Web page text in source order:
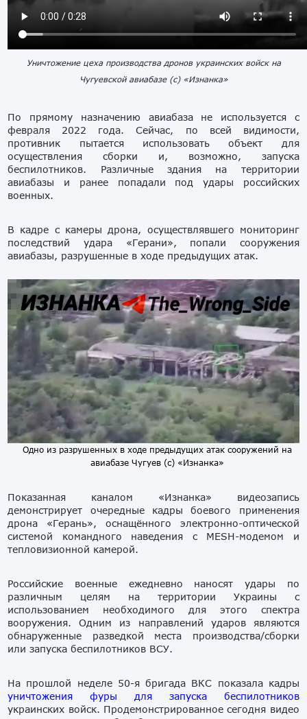
Уничтожение цеха производства дронов украинских войск на
Чугуевской авиабазе (с) «Изнанка»
По прямому назначению авиабаза не используется с
февраля 2022 года. Сейчас, по всей видимости,
противник пытается использовать объект для
осуществления сборки и, возможно, запуска
беспилотников. Различные здания на территории
авиабазы и ранее попадали под удары российских
военных.
В кадре с камеры дрона, осуществлявшего мониторинг
последствий удара «Герани», попали сооружения
авиабазы, разрушенные в ходе предыдущих атак.
Одно из разрушенных в ходе предыдущих атак сооружений на
авиабазе Чугуев (с) «Изнанка»
Показанная каналом «Изнанка» видеозапись
демонстрирует очередные кадры боевого применения
дрона «Герань», оснащённого электронно-оптической
системой командного наведения с MESH-модемом и
тепловизионной камерой.
Российские военные ежедневно наносят удары по
различным целям на территории Украины с
использованием необходимого для этого спектра
вооружения. Одним из направлений ударов являются
обнаруженные разведкой места производства/сборки
или запуска беспилотников ВСУ.
На прошлой неделе 50-я бригада ВКС показала кадры
уничтожения фуры для запуска беспилотников
украинских войск. Продемонстрированное сегодня видео